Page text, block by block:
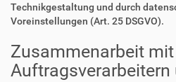
Technikgestaltung und durch
Voreinstellungen (Art. 25 DSGVO).
Zusammenarbeit mit
Auftragsverarbeitern